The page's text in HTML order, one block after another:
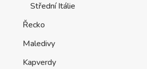
Střední Itálie
Řecko
Maledivy
Kapverdy